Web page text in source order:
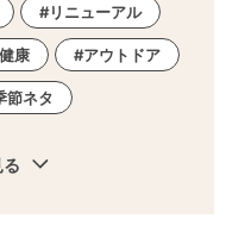
リニューアル
健康 アウトドア
節ネタ